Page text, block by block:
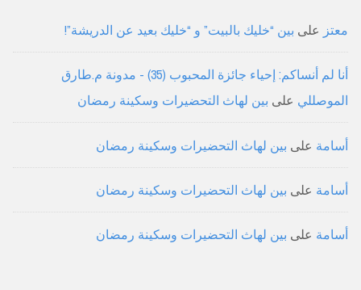
معتز على بين “خليك بالبيت” و “خليك بعيد عن الدريشة”!
أنا لم أنساكم: إحياء جائزة المحبوب (35) - مدونة م.طارق
الموصللي على بين لهاث التحضيرات وسكينة رمضان
أسامة على بين لهاث التحضيرات وسكينة رمضان
أسامة على بين لهاث التحضيرات وسكينة رمضان
أسامة على بين لهاث التحضيرات وسكينة رمضان